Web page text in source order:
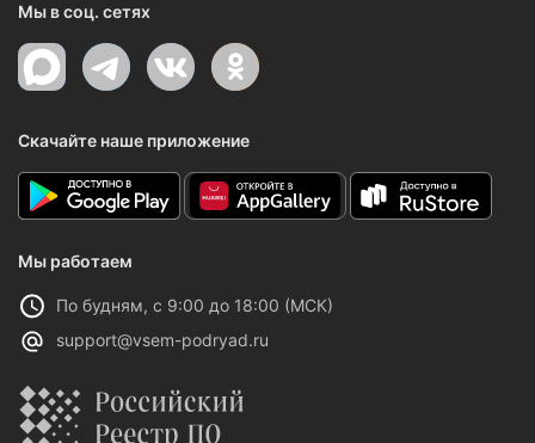
Мы в соц. сетях
Скачайте наше приложение
Мы работаем
По будням, с 9:00 до 18:00 (МСК)
support@vsem-podryad.ru